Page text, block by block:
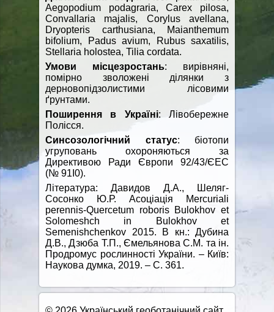
Aegopodium podagraria, Carex pilosa,
Convallaria majalis, Corylus avellana,
Dryopteris carthusiana, Maianthemum
bifolium, Padus avium, Rubus saxatilis,
Stellaria holostea, Tilia cordata.
Умови місцезростань: вирівняні,
помірно зволожені ділянки з
дерновопідзолистими лісовими
ґрунтами.
Поширення в Україні: Лівобережне
Полісся.
Синсозологічний статус: біотопи
угруповань охороняються за
Директивою Ради Європи 92/43/ЄЕС
(№ 91I0).
Література: Давидов Д.А., Шеляг-
Сосонко Ю.Р. Асоціація Mercuriali
perennis-Quercetum roboris Bulokhov et
Solomeshch in Bulokhov et
Semenishchenkov 2015. В кн.: Дубина
Д.В., Дзюба Т.П., Ємельянова С.М. та ін.
Продромус рослинності України. – Київ:
Наукова думка, 2019. – С. 361.